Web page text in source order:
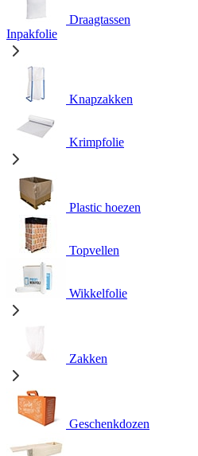
Draagtassen
Inpakfolie
Knapzakken
Krimpfolie
Plastic hoezen
Topvellen
Wikkelfolie
Zakken
Geschenkdozen